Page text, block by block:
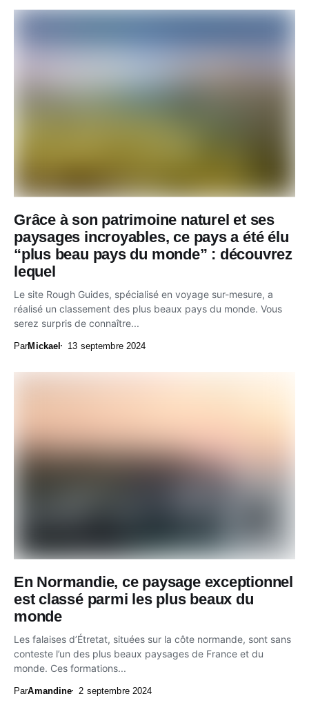
Grâce à son patrimoine naturel et ses
paysages incroyables, ce pays a été élu
“plus beau pays du monde” : découvrez
lequel
Le site Rough Guides, spécialisé en voyage sur-mesure, a
réalisé un classement des plus beaux pays du monde. Vous
serez surpris de connaître...
ParMickael 13 septembre 2024
En Normandie, ce paysage exceptionnel
est classé parmi les plus beaux du
monde
Les falaises d’Étretat, situées sur la côte normande, sont sans
conteste l’un des plus beaux paysages de France et du
monde. Ces formations...
ParAmandine 2 septembre 2024